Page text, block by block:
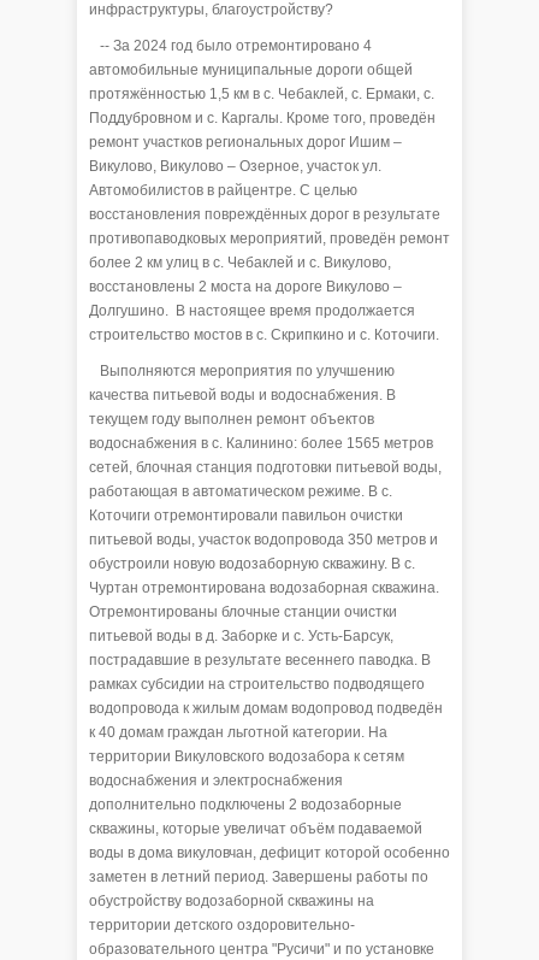
инфраструктуры, благоустройству?
-- За 2024 год было отремонтировано 4
автомобильные муниципальные дороги общей
протяжённостью 1,5 км в с. Чебаклей, с. Ермаки, с.
Поддубровном и с. Каргалы. Кроме того, проведён
ремонт участков региональных дорог Ишим –
Викулово, Викулово – Озерное, участок ул.
Автомобилистов в райцентре. С целью
восстановления повреждённых дорог в результате
противопаводковых мероприятий, проведён ремонт
более 2 км улиц в с. Чебаклей и с. Викулово,
восстановлены 2 моста на дороге Викулово –
Долгушино. В настоящее время продолжается
строительство мостов в с. Скрипкино и с. Коточиги.
Выполняются мероприятия по улучшению
качества питьевой воды и водоснабжения. В
текущем году выполнен ремонт объектов
водоснабжения в с. Калинино: более 1565 метров
сетей, блочная станция подготовки питьевой воды,
работающая в автоматическом режиме. В с.
Коточиги отремонтировали павильон очистки
питьевой воды, участок водопровода 350 метров и
обустроили новую водозаборную скважину. В с.
Чуртан отремонтирована водозаборная скважина.
Отремонтированы блочные станции очистки
питьевой воды в д. Заборке и с. Усть-Барсук,
пострадавшие в результате весеннего паводка. В
рамках субсидии на строительство подводящего
водопровода к жилым домам водопровод подведён
к 40 домам граждан льготной категории. На
территории Викуловского водозабора к сетям
водоснабжения и электроснабжения
дополнительно подключены 2 водозаборные
скважины, которые увеличат объём подаваемой
воды в дома викуловчан, дефицит которой особенно
заметен в летний период. Завершены работы по
обустройству водозаборной скважины на
территории детского оздоровительно-
образовательного центра "Русичи" и по установке